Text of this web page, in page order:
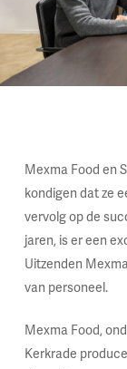
Mexma Food en
kondigen dat ze
vervolg op de
jaren, is er een
Uitzenden
van personeel.
Mexma Food,
Kerkrade